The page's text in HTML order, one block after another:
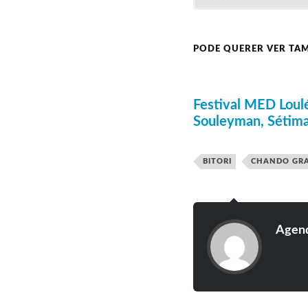
BOL.
PODE QUERER VER
Festival MED
Souleyman,
BITORI CHANDO